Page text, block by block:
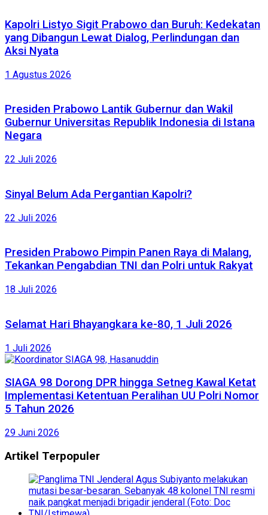
Kapolri Listyo Sigit Prabowo dan Buruh: Kedekatan
yang Dibangun Lewat Dialog, Perlindungan dan
Aksi Nyata
1 Agustus 2026
Presiden Prabowo Lantik Gubernur dan Wakil
Gubernur Universitas Republik Indonesia di Istana
Negara
22 Juli 2026
Sinyal Belum Ada Pergantian Kapolri?
22 Juli 2026
Presiden Prabowo Pimpin Panen Raya di Malang,
Tekankan Pengabdian TNI dan Polri untuk Rakyat
18 Juli 2026
Selamat Hari Bhayangkara ke-80, 1 Juli 2026
1 Juli 2026
SIAGA 98 Dorong DPR hingga Setneg Kawal Ketat
Implementasi Ketentuan Peralihan UU Polri Nomor
5 Tahun 2026
29 Juni 2026
Artikel Terpopuler